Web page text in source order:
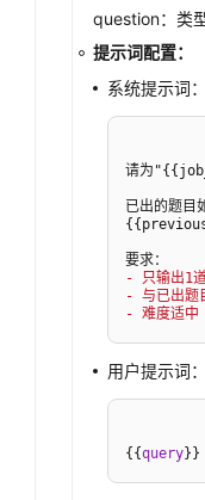
question：类
提示词配置：
系统提示词
请为
已出的题目
- 只输出1
- 与已出题
- 难度适中
用户提示词
{{query}}